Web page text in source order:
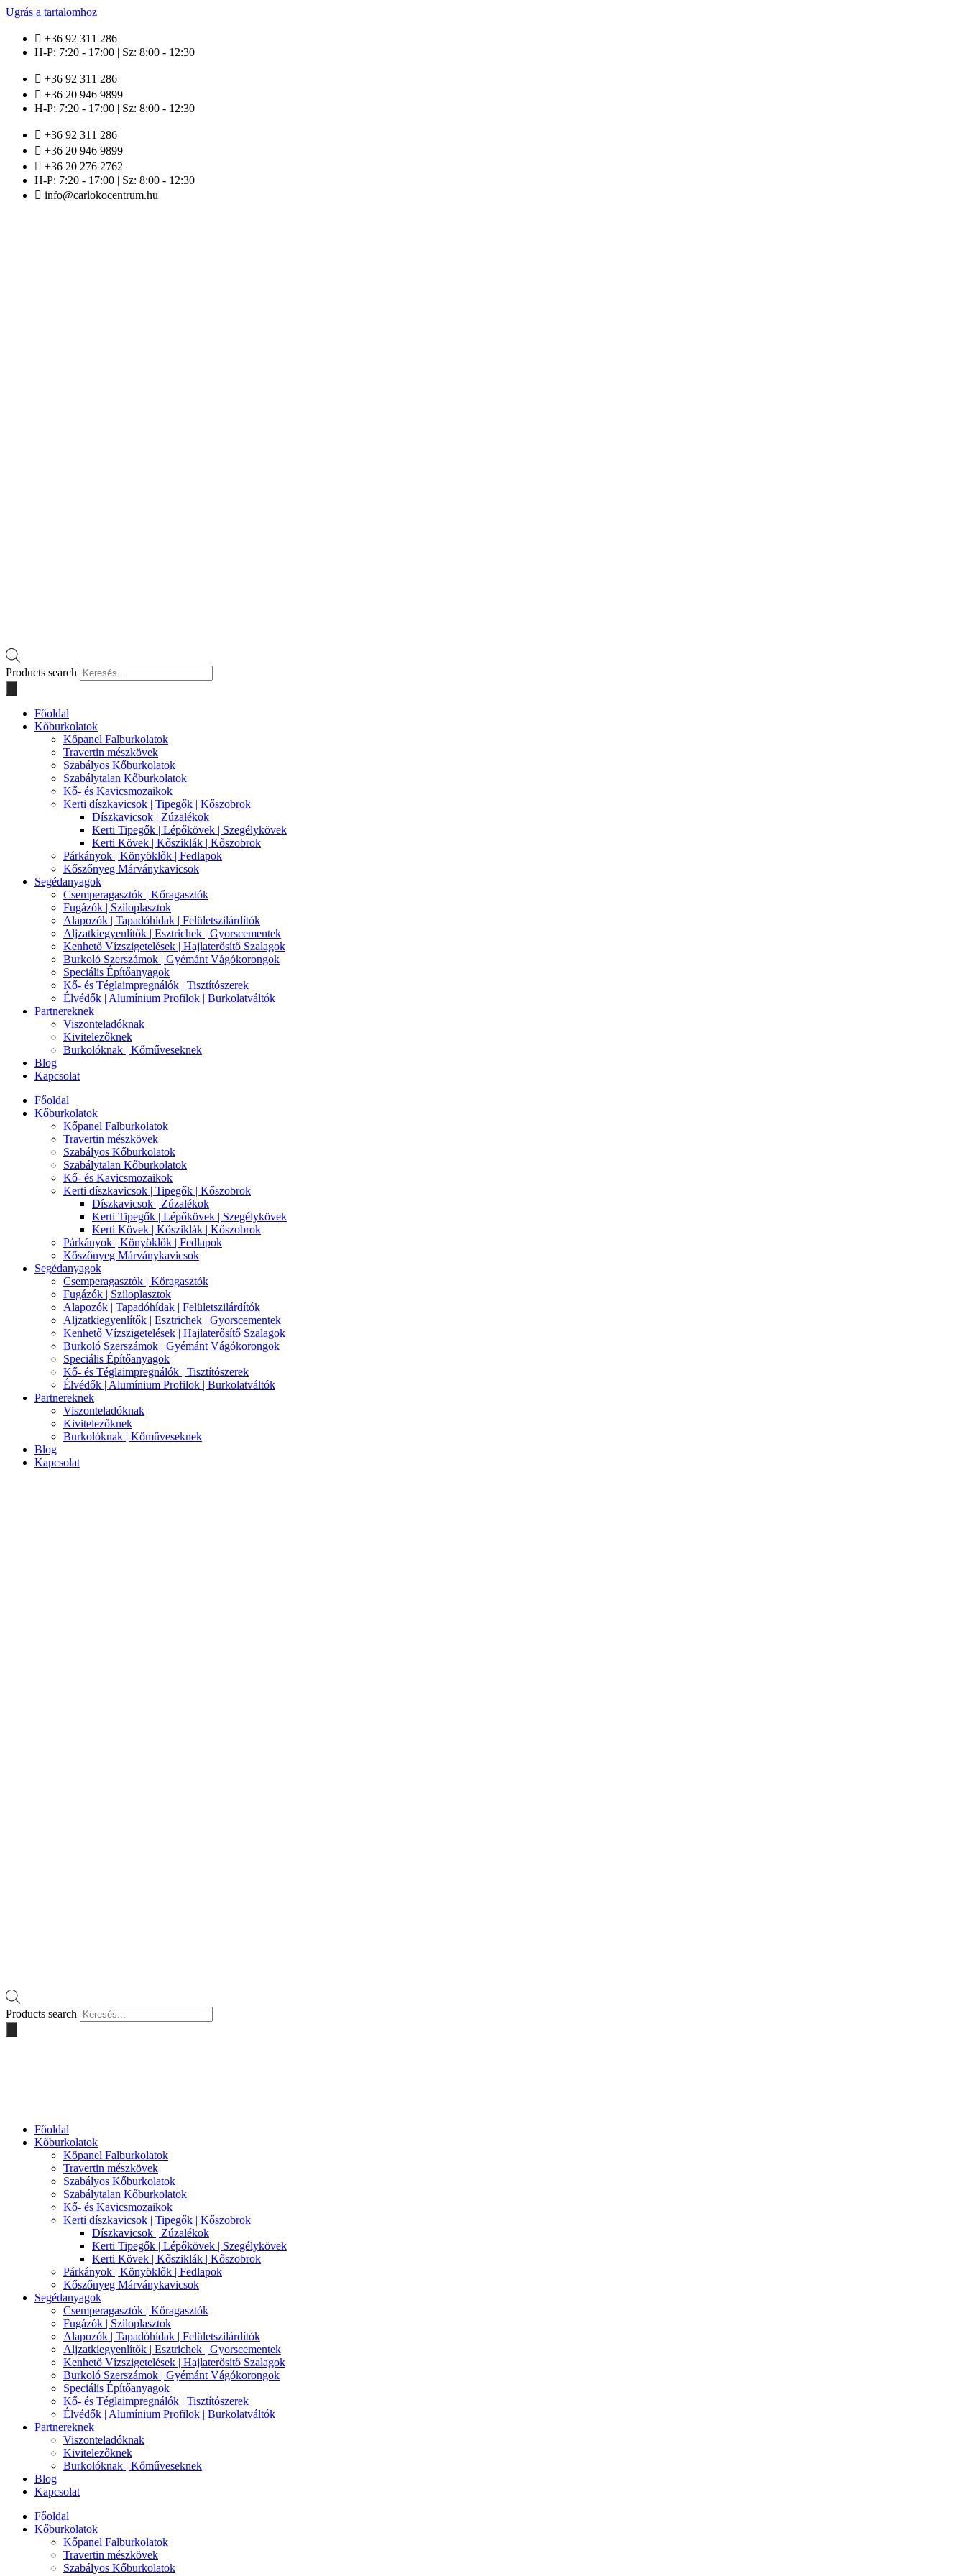
Ugrás a tartalomhoz
+36 92 311 286
H-P: 7:20 - 17:00 | Sz: 8:00 - 12:30
+36 92 311 286
+36 20 946 9899
H-P: 7:20 - 17:00 | Sz: 8:00 - 12:30
+36 92 311 286
+36 20 946 9899
+36 20 276 2762
H-P: 7:20 - 17:00 | Sz: 8:00 - 12:30
info@carlokocentrum.hu
Products search
Főoldal
Kőburkolatok
Kőpanel Falburkolatok
Travertin mészkövek
Szabályos Kőburkolatok
Szabálytalan Kőburkolatok
Kő- és Kavicsmozaikok
Kerti díszkavicsok | Tipegők | Kőszobrok
Díszkavicsok | Zúzalékok
Kerti Tipegők | Lépőkövek | Szegélykövek
Kerti Kövek | Kősziklák | Kőszobrok
Párkányok | Könyöklők | Fedlapok
Kőszőnyeg Márványkavicsok
Segédanyagok
Csemperagasztók | Kőragasztók
Fugázók | Sziloplasztok
Alapozók | Tapadóhídak | Felületszilárdítók
Aljzatkiegyenlítők | Esztrichek | Gyorscementek
Kenhető Vízszigetelések | Hajlaterősítő Szalagok
Burkoló Szerszámok | Gyémánt Vágókorongok
Speciális Építőanyagok
Kő- és Téglaimpregnálók | Tisztítószerek
Élvédők | Alumínium Profilok | Burkolatváltók
Partnereknek
Viszonteladóknak
Kivitelezőknek
Burkolóknak | Kőműveseknek
Blog
Kapcsolat
Főoldal
Kőburkolatok
Kőpanel Falburkolatok
Travertin mészkövek
Szabályos Kőburkolatok
Szabálytalan Kőburkolatok
Kő- és Kavicsmozaikok
Kerti díszkavicsok | Tipegők | Kőszobrok
Díszkavicsok | Zúzalékok
Kerti Tipegők | Lépőkövek | Szegélykövek
Kerti Kövek | Kősziklák | Kőszobrok
Párkányok | Könyöklők | Fedlapok
Kőszőnyeg Márványkavicsok
Segédanyagok
Csemperagasztók | Kőragasztók
Fugázók | Sziloplasztok
Alapozók | Tapadóhídak | Felületszilárdítók
Aljzatkiegyenlítők | Esztrichek | Gyorscementek
Kenhető Vízszigetelések | Hajlaterősítő Szalagok
Burkoló Szerszámok | Gyémánt Vágókorongok
Speciális Építőanyagok
Kő- és Téglaimpregnálók | Tisztítószerek
Élvédők | Alumínium Profilok | Burkolatváltók
Partnereknek
Viszonteladóknak
Kivitelezőknek
Burkolóknak | Kőműveseknek
Blog
Kapcsolat
Products search
Főoldal
Kőburkolatok
Kőpanel Falburkolatok
Travertin mészkövek
Szabályos Kőburkolatok
Szabálytalan Kőburkolatok
Kő- és Kavicsmozaikok
Kerti díszkavicsok | Tipegők | Kőszobrok
Díszkavicsok | Zúzalékok
Kerti Tipegők | Lépőkövek | Szegélykövek
Kerti Kövek | Kősziklák | Kőszobrok
Párkányok | Könyöklők | Fedlapok
Kőszőnyeg Márványkavicsok
Segédanyagok
Csemperagasztók | Kőragasztók
Fugázók | Sziloplasztok
Alapozók | Tapadóhídak | Felületszilárdítók
Aljzatkiegyenlítők | Esztrichek | Gyorscementek
Kenhető Vízszigetelések | Hajlaterősítő Szalagok
Burkoló Szerszámok | Gyémánt Vágókorongok
Speciális Építőanyagok
Kő- és Téglaimpregnálók | Tisztítószerek
Élvédők | Alumínium Profilok | Burkolatváltók
Partnereknek
Viszonteladóknak
Kivitelezőknek
Burkolóknak | Kőműveseknek
Blog
Kapcsolat
Főoldal
Kőburkolatok
Kőpanel Falburkolatok
Travertin mészkövek
Szabályos Kőburkolatok